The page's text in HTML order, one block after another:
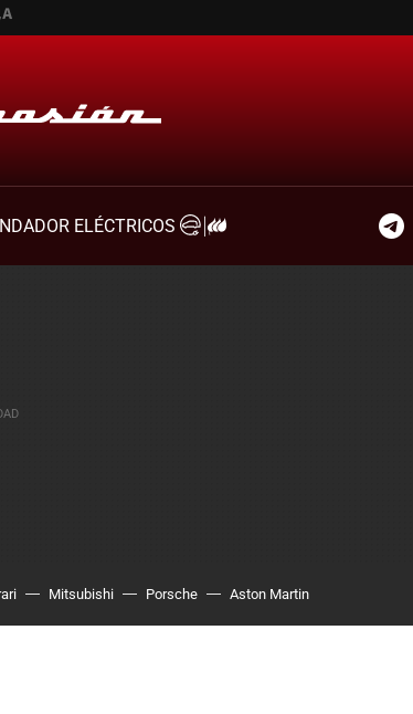
ELÉCTRICOS
Mitsubishi Porsche Aston Martin